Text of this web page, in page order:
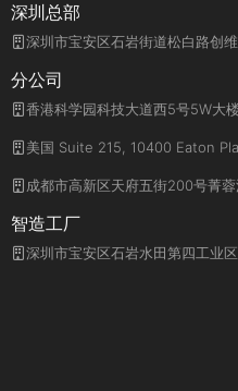
深圳总部
深圳市宝安区石岩街道松白路创
分公司
香港科学园科技大道西5号5W大
美国 Suite 215, 10400 Eaton
成都市高新区天府五街200号菁
智造工厂
深圳市宝安区石岩水田第四工业